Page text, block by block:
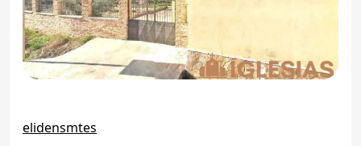
elidensmtes